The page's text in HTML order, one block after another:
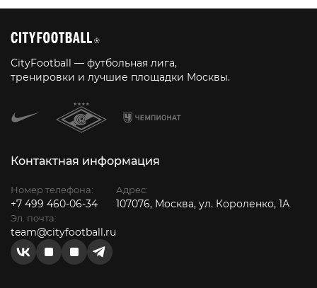
CityFootball — футбольная лига,
тренировки и лучшие площадки Москвы.
Контактная информация
Номер телефона:
+7 499 460-06-34
Эл. почта:
team@cityfootball.ru
Адрес:
107076, Москва, ул. Короленко, 1А